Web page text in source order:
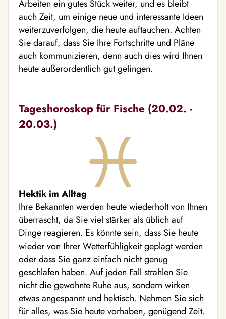
Arbeiten ein gutes Stück weiter, und es bleibt
auch Zeit, um einige neue und interessante Ideen
weiterzuverfolgen, die heute auftauchen. Achten
Sie darauf, dass Sie Ihre Fortschritte und Pläne
auch kommunizieren, denn auch dies wird Ihnen
heute außerordentlich gut gelingen.
Tageshoroskop für Fische (20.02. -
20.03.)
Hektik im Alltag
Ihre Bekannten werden heute wiederholt von Ihnen
überrascht, da Sie viel stärker als üblich auf
Dinge reagieren. Es könnte sein, dass Sie heute
wieder von Ihrer Wetterfühligkeit geplagt werden
oder dass Sie ganz einfach nicht genug
geschlafen haben. Auf jeden Fall strahlen Sie
nicht die gewohnte Ruhe aus, sondern wirken
etwas angespannt und hektisch. Nehmen Sie sich
für alles, was Sie heute vorhaben, genügend Zeit.